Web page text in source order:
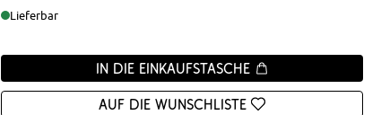
Lieferbar
In die Einkaufstasche
Auf die Wunschliste